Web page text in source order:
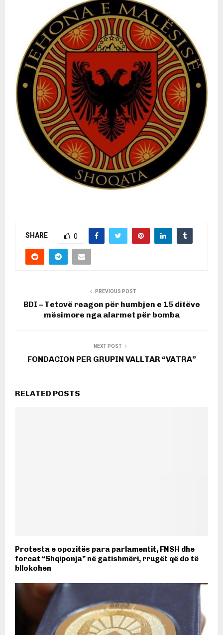
SHARE 0
PREVIOUS POST
BDI – Tetovë reagon për humbjen e 15 ditëve
mësimore nga alarmet për bomba
NEXT POST
FONDACION PER GRUPIN VALLTAR “VATRA”
RELATED POSTS
Protesta e opozitës para parlamentit, FNSH dhe
forcat “Shqiponja” në gatishmëri, rrugët që do të
bllokohen